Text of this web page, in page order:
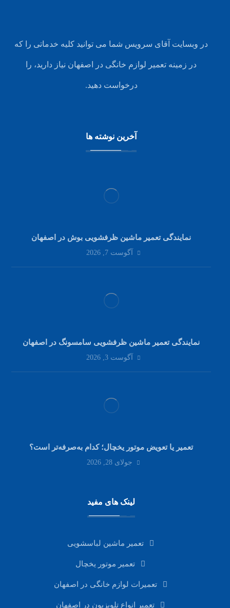
در وبسایت آقای سرویس شما می توانید کلیه خدماتی را که
در زمینه تعمیر لوازم خانگی در اصفهان نیاز دارید، را
درخواست دهید.
آخرین نوشته ها
نمایندگی تعمیر ماشین ظرفشویی بوش در اصفهان
آگوست 7, 2026
نمایندگی تعمیر ماشین ظرفشویی سامسونگ در اصفهان
آگوست 3, 2026
تعمیر یا تعویض موتور یخچال؛ کدام به‌صرفه‌تر است؟
جولای 28, 2026
لینک های مفید
تعمیر ماشین لباسشویی
تعمیر موتور یخچال
تعمیرات لوازم خانگی در اصفهان
تعمیر انواع تلویزیون در اصفهان